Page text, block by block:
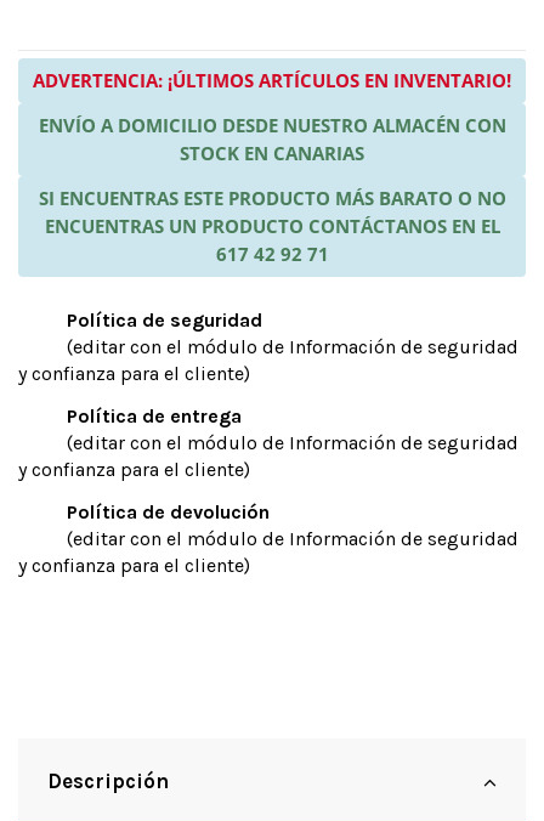
ADVERTENCIA: ¡ÚLTIMOS ARTÍCULOS EN INVENTARIO!
ENVÍO A DOMICILIO DESDE NUESTRO ALMACÉN CON
STOCK EN CANARIAS
SI ENCUENTRAS ESTE PRODUCTO MÁS BARATO O NO
ENCUENTRAS UN PRODUCTO CONTÁCTANOS EN EL
617 42 92 71
Política de seguridad
(editar con el módulo de Información de seguridad
y confianza para el cliente)
Política de entrega
(editar con el módulo de Información de seguridad
y confianza para el cliente)
Política de devolución
(editar con el módulo de Información de seguridad
y confianza para el cliente)
Descripción